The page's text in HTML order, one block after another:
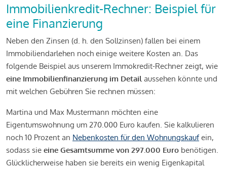
Immobilienkredit-Rechner: Beispiel für
eine Finanzierung
Neben den Zinsen (d. h. den Sollzinsen) fallen bei einem
Immobiliendarlehen noch einige weitere Kosten an. Das
folgende Beispiel aus unserem Immokredit-Rechner zeigt, wie
eine Immobilienfinanzierung im Detail aussehen könnte und
mit welchen Gebühren Sie rechnen müssen:
Martina und Max Mustermann möchten eine
Eigentumswohnung um 270.000 Euro kaufen. Sie kalkulieren
noch 10 Prozent an Nebenkosten für den Wohnungskaufein,
sodass sie eine Gesamtsumme von 297.000 Euro benötigen.
Glücklicherweise haben sie bereits ein wenig Eigenkapital